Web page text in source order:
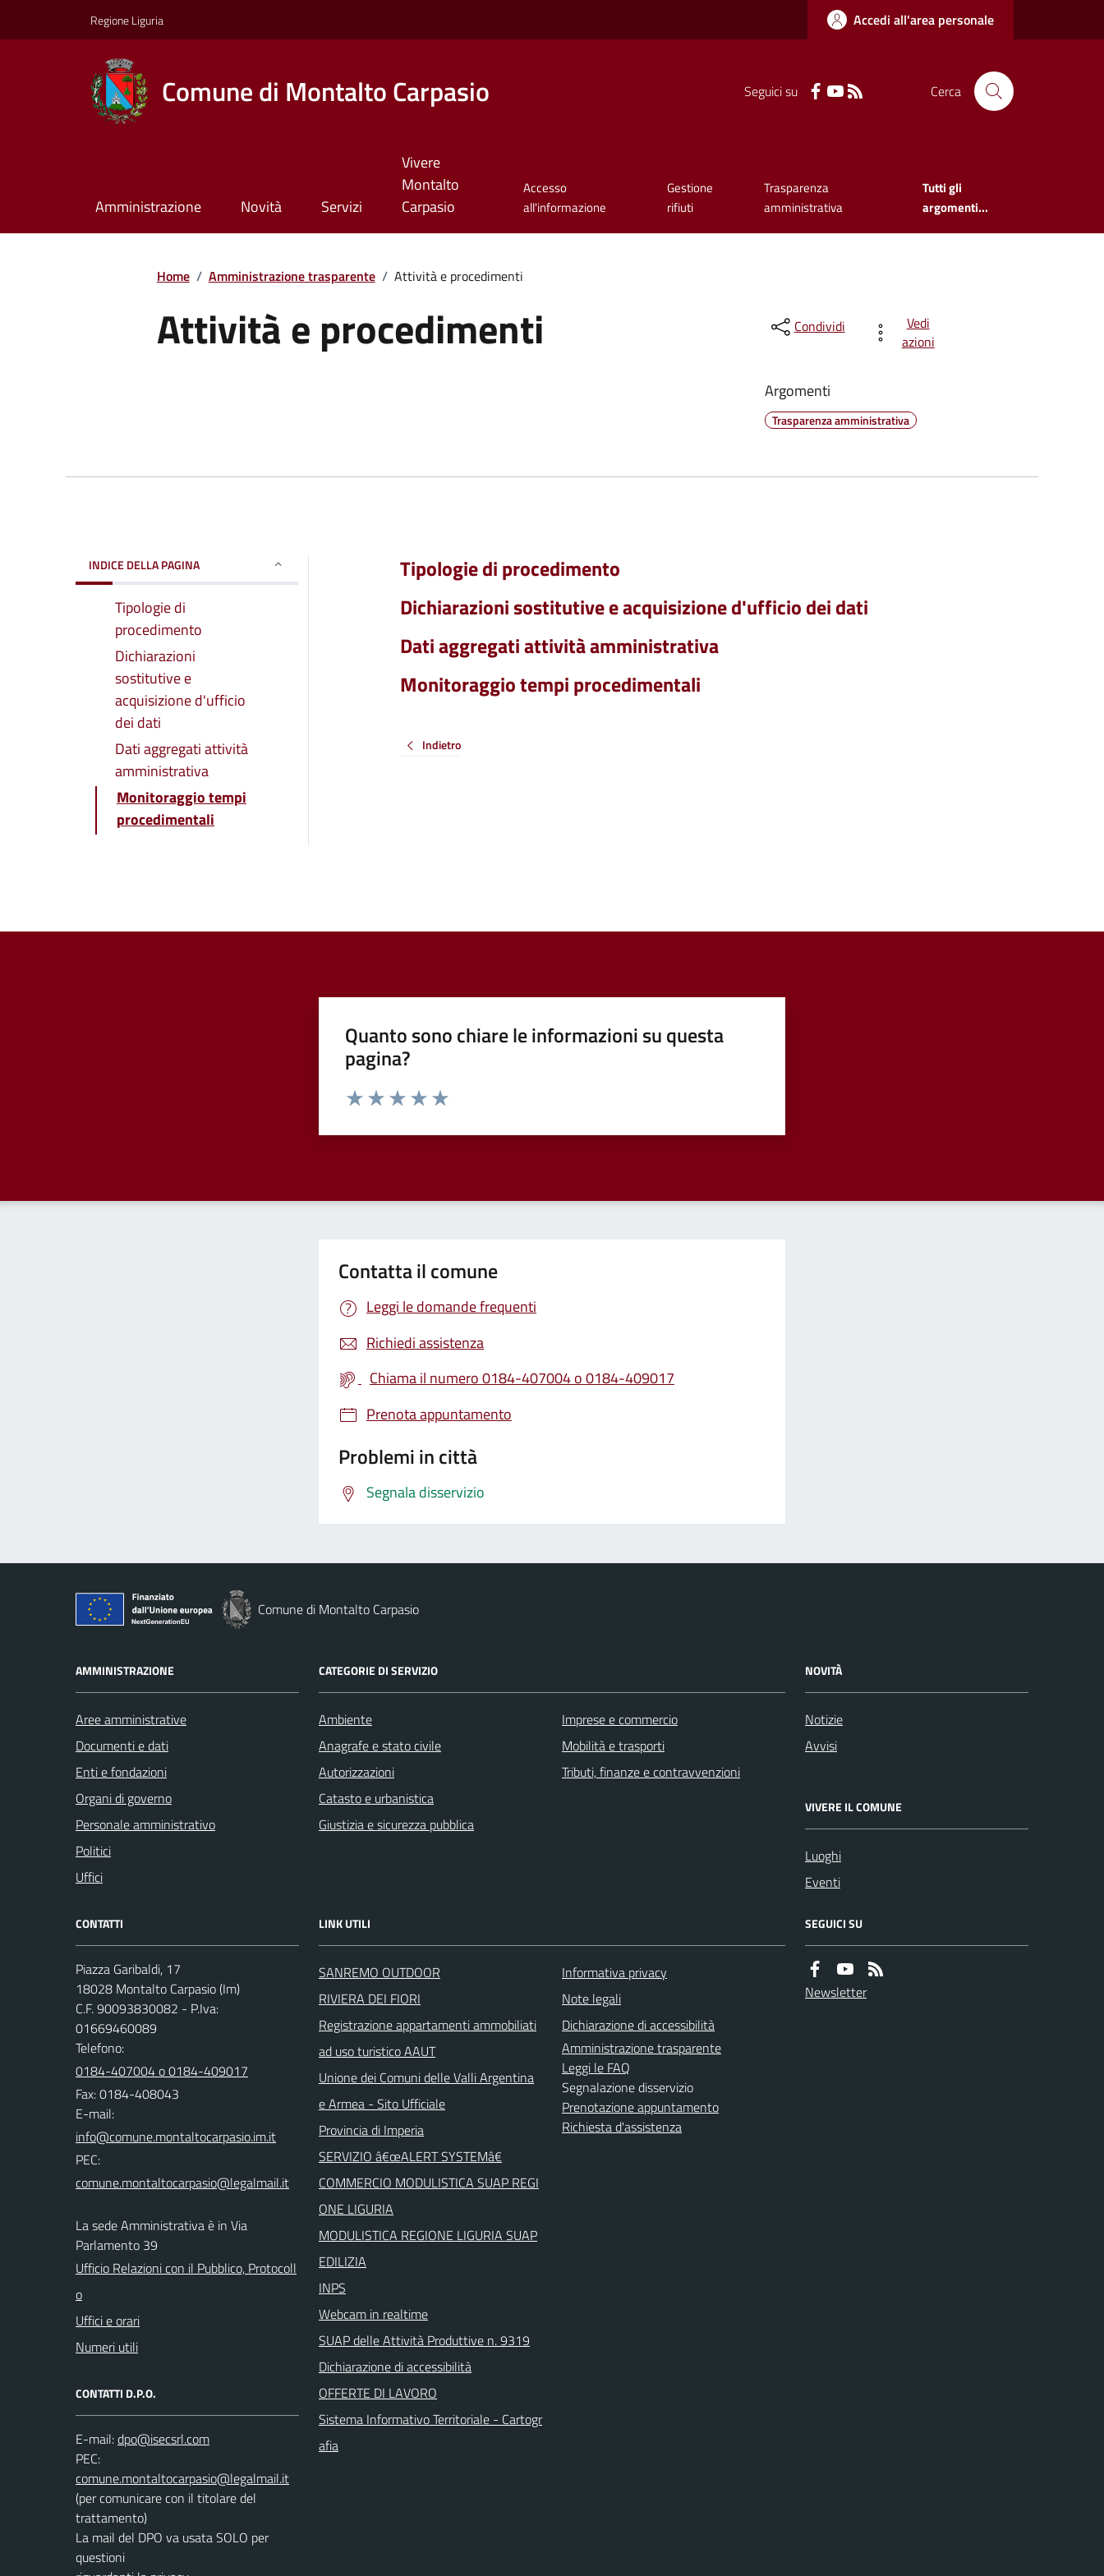
Regione Liguria Accedi all'area personale
Comune di Montalto Carpasio Seguici su Cerca
Amministrazione Novità Servizi
Vivere
Montalto
Carpasio
Accesso
all'informazione
Gestione
rifiuti
Trasparenza
amministrativa
Tutti gli
argomenti...
Home / Amministrazione trasparente / Attività e procedimenti
Attività e procedimenti Condividi
Vedi
azioni
Argomenti
Trasparenza amministrativa
INDICE DELLA PAGINA
Tipologie di
procedimento
Dichiarazioni
sostitutive e
acquisizione d'ufficio
dei dati
Dati aggregati attività
amministrativa
Monitoraggio tempi
procedimentali
Tipologie di procedimento
Dichiarazioni sostitutive e acquisizione d'ufficio dei dati
Dati aggregati attività amministrativa
Monitoraggio tempi procedimentali
Indietro
Quanto sono chiare le informazioni su questa
pagina?
Valuta da 1 a 5 stelle la pagina
Contatta il comune
Leggi le domande frequenti
Richiedi assistenza
Chiama il numero 0184-407004 o 0184-409017
Prenota appuntamento
Problemi in città
Segnala disservizio
Comune di Montalto Carpasio
AMMINISTRAZIONE
Aree amministrative
Documenti e dati
Enti e fondazioni
Organi di governo
Personale amministrativo
Politici
Uffici
CATEGORIE DI SERVIZIO
Ambiente
Anagrafe e stato civile
Autorizzazioni
Catasto e urbanistica
Giustizia e sicurezza pubblica
Imprese e commercio
Mobilità e trasporti
Tributi, finanze e contravvenzioni
NOVITÀ
Notizie
Avvisi
VIVERE IL COMUNE
Luoghi
Eventi
CONTATTI
Piazza Garibaldi, 17
18028 Montalto Carpasio (Im)
C.F. 90093830082 - P.Iva:
01669460089
Telefono:
0184-407004 o 0184-409017
Fax: 0184-408043
E-mail:
PEC:
La sede Amministrativa è in Via
Parlamento 39
Ufficio Relazioni con il Pubblico, Protocoll
o
Uffici e orari
Numeri utili
CONTATTI D.P.O.
E-mail:
PEC:
(per comunicare con il titolare del
trattamento)
La mail del DPO va usata SOLO per
questioni
LINK UTILI
SANREMO OUTDOOR
RIVIERA DEI FIORI
Registrazione appartamenti ammobiliati
ad uso turistico AAUT
Unione dei Comuni delle Valli Argentina
e Armea - Sito Ufficiale
Provincia di Imperia
SERVIZIO â€œALERT SYSTEMâ€
COMMERCIO MODULISTICA SUAP REGI
ONE LIGURIA
MODULISTICA REGIONE LIGURIA SUAP
EDILIZIA
INPS
Webcam in realtime
SUAP delle Attività Produttive n. 9319
Dichiarazione di accessibilità
OFFERTE DI LAVORO
Sistema Informativo Territoriale - Cartogr
afia
Informativa privacy
Note legali
Dichiarazione di accessibilità
Amministrazione trasparente
Leggi le FAQ
Segnalazione disservizio
Prenotazione appuntamento
Richiesta d'assistenza
SEGUICI SU
Newsletter